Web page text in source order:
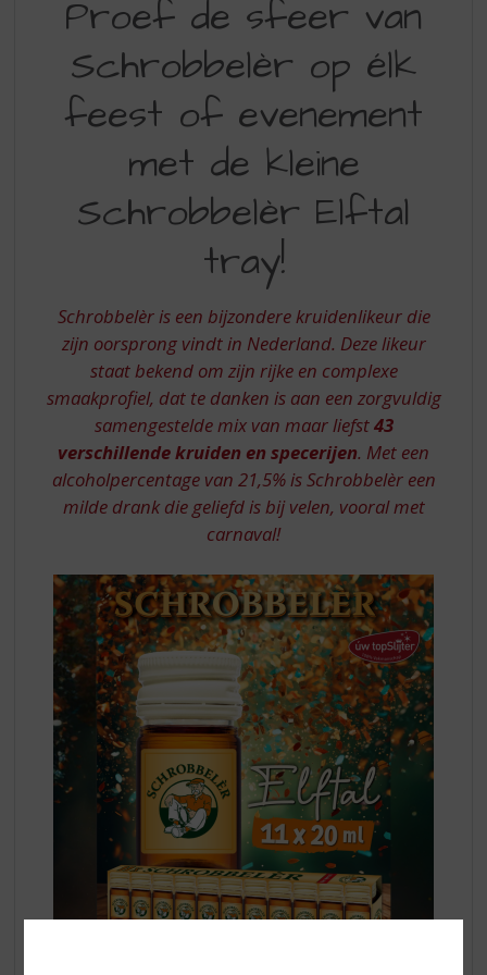
DE
SFEER
VAN
SCHROBBELER
ELK
FEEST
MET
DE
KLEINE
SCHROBBELER
ELFTAL
TRAY
Proef de sfeer van
Schrobbelèr op élk
feest of evenement
met de kleine
Schrobbelèr Elftal
tray!
Schrobbelèr is een bijzondere kruidenlikeur die
zijn oorsprong vindt in Nederland. Deze likeur
staat bekend om zijn rijke en complexe
smaakprofiel, dat te danken is aan een zorgvuldig
samengestelde mix van maar liefst43
verschillende kruiden en specerijen. Met een
alcoholpercentage van 21,5% is Schrobbelèr een
milde drank die geliefd is bij velen, vooral met
carnaval!